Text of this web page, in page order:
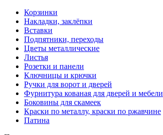
Корзинки
Накладки, заклёпки
Вставки
Подпятники, переходы
Цветы металлические
Листья
Розетки и панели
Ключницы и крючки
Ручки для ворот и дверей
Фурнитура кованая для дверей и мебели
Боковины для скамеек
Краски по металлу, краски по ржавчине
Патина